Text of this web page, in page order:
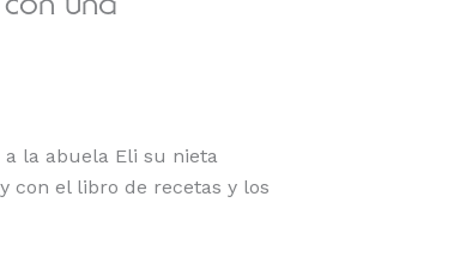
una
a la abuela Eli su nieta
con el libro de recetas y los